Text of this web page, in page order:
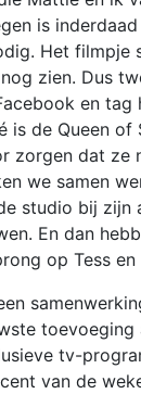
is
Het filmpje
zien. Dus
en tag
is de Queen of
zorgen dat ze
we samen
studio bij zijn
En dan
op Tess en
toevoeging
tv-
van de